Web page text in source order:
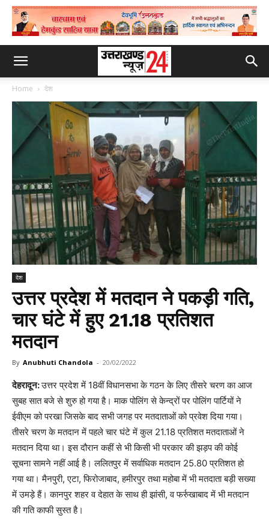
Home देश
देश
उत्तर प्रदेश में मतदान ने पकड़ी गति,
चार घंटे में हुए 21.18 प्रतिशत
मतदान
By Anubhuti Chandola - 20/02/2022
देहरादून:उत्तर प्रदेश में 18वीं विधानसभा के गठन के लिए तीसरे चरण का आज
सुबह सात बजे से शुरु हो गया है। माक पोलिंग से केन्द्रों पर पोलिंग पार्टियों ने
ईवीएम को परखा जिसके बाद सभी जगह पर मतदाताओं को प्रवेश दिया गया।
तीसरे चरण के मतदान में पहले चार घंटे में कुल 21.18 प्रतिशत मतदाताओं ने
मतदान दिया था। इस दौरान कहीं से भी किसी भी परकार की झड़प की कोई
सूचना सामने नहीं आई है। ललितपुर में सर्वाधिक मतदान 25.80 प्रतिशत हो
गया था। मैनपुरी, एटा, फिरोजाबाद, हमीरपुर तथा महोबा में भी मतदाता बड़ी सख्या
में उमड़े हैं। कानपुर शहर व देहात के साथ ही झांसी, व फर्रुखाबाद में भी मतदान
की गति काफी सुस्त है।